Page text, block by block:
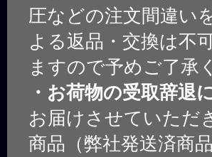
圧などの注文間違い
よる返品・交換は不
ますので予めご了承
・お荷物の受取辞退
お届けさせていただ
商品（弊社発送済商